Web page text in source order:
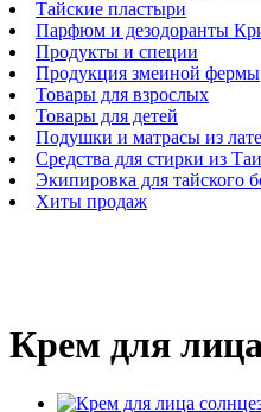
Тайские пластыри
Парфюм и дезодоранты
Продукты и специи
Продукция змеиной фермы
Товары для взрослых
Товары для детей
Подушки и матрасы из
Средства для стирки из
Экипировка для тайского
Хиты продаж
Крем для